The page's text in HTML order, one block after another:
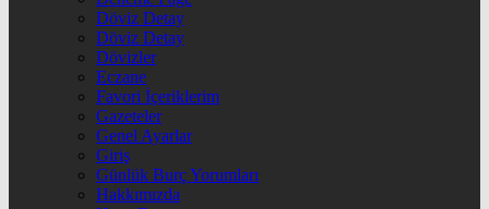
Döviz Detay
Döviz Detay
Dövizler
Eczane
Favori İçeriklerim
Gazeteler
Genel Ayarlar
Giriş
Günlük Burç Yorumları
Hakkımızda